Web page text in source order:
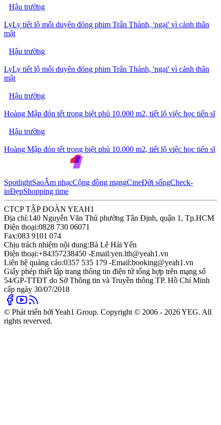
Hậu trường
LyLy tiết lộ mối duyên đóng phim Trấn Thành, 'ngại' vì cảnh thân
mật
Hậu trường
LyLy tiết lộ mối duyên đóng phim Trấn Thành, 'ngại' vì cảnh thân
mật
Hậu trường
Hoàng Mập đón tết trong biệt phủ 10.000 m2, tiết lộ việc học tiến sĩ
Hậu trường
Hoàng Mập đón tết trong biệt phủ 10.000 m2, tiết lộ việc học tiến sĩ
SpotlightSaoÂm nhạcCộng đồng mạngCineĐời sốngCheck-
inĐẹpShopping time
CTCP TẬP ĐOÀN YEAH1
Địa chỉ:140 Nguyễn Văn Thủ phường Tân Định, quận 1, Tp.HCM
Điện thoại:0828 730 06071
Fax:083 9101 074
Chịu trách nhiệm nội dung:Bà Lê Hải Yến
Điện thoại:+84357238450 -Email:yen.lth@yeah1.vn
Liên hệ quảng cáo:0357 535 179 -Email:booking@yeah1.vn
Giấy phép thiết lập trang thông tin điện tử tổng hợp trên mạng số
54/GP-TTĐT do Sở Thông tin và Truyền thông TP. Hồ Chí Minh
cấp ngày 30/07/2018
© Phát triển bởi Yeah1 Group. Copyright © 2006 - 2026 YEG. All
rights reverved.